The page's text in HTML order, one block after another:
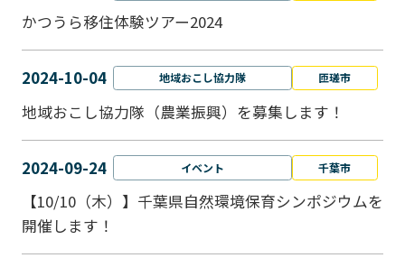
かつうら移住体験ツアー2024
2024-10-04 地域おこし協力隊 匝瑳市
地域おこし協⼒隊（農業振興）を募集します！
2024-09-24 イベント 千葉市
【10/10（木）】千葉県自然環境保育シンポジウムを
開催します！